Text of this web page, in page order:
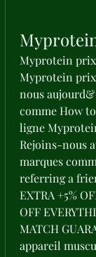
Myprotein
Myprotein
nous
comme How
ligne
Rejoins-nous
marques
referring a
EXTRA +5%
OFF
MATCH
appareil